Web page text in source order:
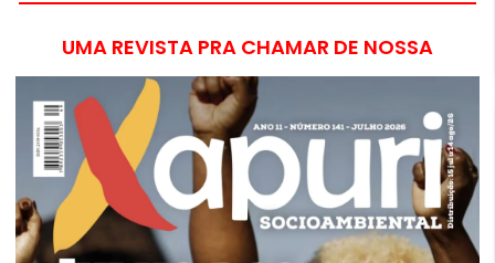
UMA REVISTA PRA CHAMAR DE NOSSA